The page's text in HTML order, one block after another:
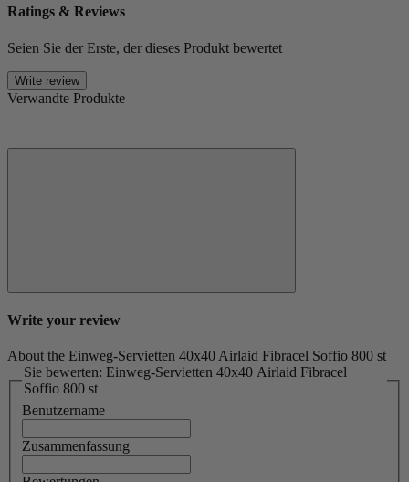
Ratings & Reviews
Seien Sie der Erste, der dieses Produkt bewertet
Write review
Verwandte Produkte
Write your review
About the Einweg-Servietten 40x40 Airlaid Fibracel Soffio 800 st
Sie bewerten: Einweg-Servietten 40x40 Airlaid Fibracel
Soffio 800 st
Benutzername
Zusammenfassung